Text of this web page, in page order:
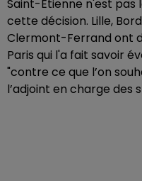
Saint-Etienne n'est
cette décision. Lille,
Clermont-Ferrand ont
Paris qui l'a fait savoir
"contre ce que l’on
l’adjoint en charge des